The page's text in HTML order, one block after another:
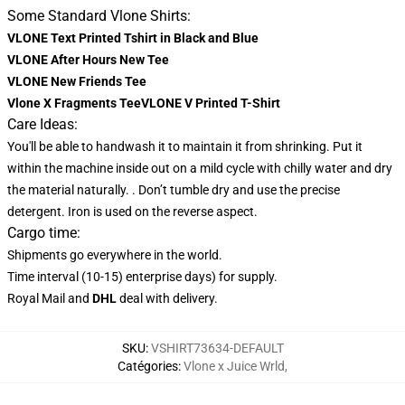
Some Standard Vlone Shirts:
VLONE Text Printed Tshirt in Black and Blue
VLONE After Hours New Tee
VLONE New Friends Tee
Vlone X Fragments TeeVLONE V Printed T-Shirt
Care Ideas:
You'll be able to handwash it to maintain it from shrinking. Put it
within the machine inside out on a mild cycle with chilly water and dry
the material naturally. . Don’t tumble dry and use the precise
detergent. Iron is used on the reverse aspect.
Cargo time:
Shipments go everywhere in the world.
Time interval (10-15) enterprise days) for supply.
Royal Mail and DHLdeal with delivery.
SKU:VSHIRT73634-DEFAULT
Catégories:Vlone x Juice Wrld,